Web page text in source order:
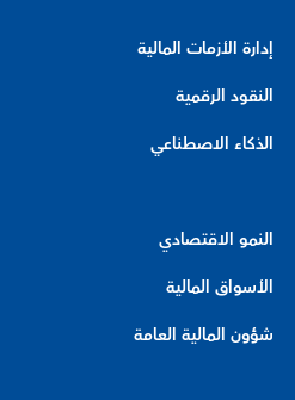
إدارة الأزمات المالية
النقود الرقمية
الذكاء الاصطناعي
النمو الاقتصادي
الأسواق المالية
شؤون المالية العامة